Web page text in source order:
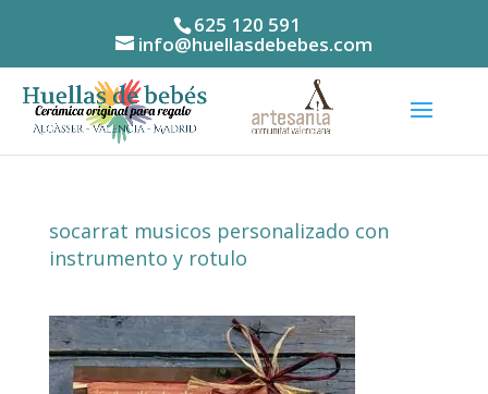
625 120 591
info@huellasdebebes.com
socarrat musicos personalizado con
instrumento y rotulo